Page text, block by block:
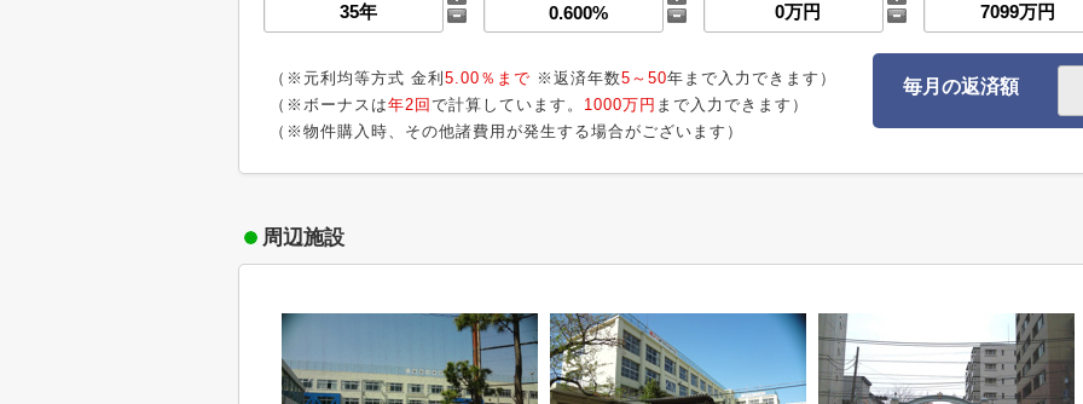
（※元利均等方式 金利 5.00％まで ※返済年数5～50年まで入力できます）
（※ボーナスは年2回 で計算しています。 1000万円 まで入力できます）
（※物件購入時、その他諸費用が発生する場合がございます）
毎月の返済額
周辺施設